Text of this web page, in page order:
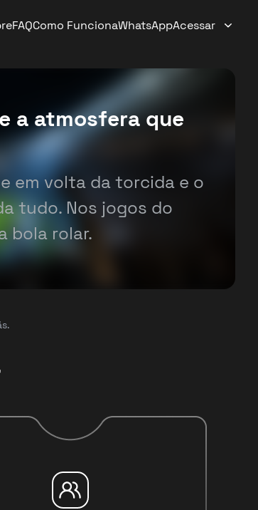
FAQComo FuncionaWhatsAppAcessar
a atmosfera que
em volta da torcida e o
tudo. Nos jogos do
bola rolar.